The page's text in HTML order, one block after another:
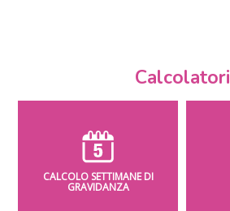
Calcolatori
CALCOLO SETTIMANE DI
GRAVIDANZA